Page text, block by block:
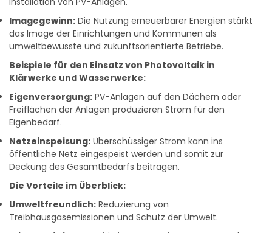
Imagegewinn: Die Nutzung erneuerbarer Energien stärkt
das Image der Einrichtungen und Kommunen als
umweltbewusste und zukunftsorientierte Betriebe.
Beispiele für den Einsatz von Photovoltaik in
Klärwerke und Wasserwerke:
Eigenversorgung: PV-Anlagen auf den Dächern oder
Freiflächen der Anlagen produzieren Strom für den
Eigenbedarf.
Netzeinspeisung: Überschüssiger Strom kann ins
öffentliche Netz eingespeist werden und somit zur
Deckung des Gesamtbedarfs beitragen.
Die Vorteile im Überblick:
Umweltfreundlich: Reduzierung von
Treibhausgasemissionen und Schutz der Umwelt.